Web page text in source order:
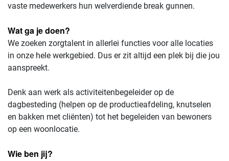
vaste medewerkers hun welverdiende break gunnen.
Wat ga je doen?
We zoeken zorgtalent in allerlei functies voor alle locaties
in onze hele werkgebied. Dus er zit altijd een plek bij die jou
aanspreekt.
Denk aan werk als activiteitenbegeleider op de
dagbesteding (helpen op de productieafdeling, knutselen
en bakken met cliënten) tot het begeleiden van bewoners
op een woonlocatie.
Wie ben jij?